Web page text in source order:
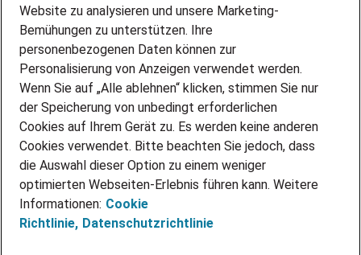
INITIATIV BEWERBEN
ÜBER UNS
STANDORTE
BLOG
PRESSE
KONTAKT
@Adecco 2026
IMPRESSUM
DATENSCHUTZ
Website zu analysieren und unsere Marketing-
Bemühungen zu unterstützen. Ihre
personenbezogenen Daten können zur
Personalisierung von Anzeigen verwendet werden.
Wenn Sie auf „Alle ablehnen“ klicken, stimmen Sie nur
der Speicherung von unbedingt erforderlichen
Cookies auf Ihrem Gerät zu. Es werden keine anderen
Cookies verwendet. Bitte beachten Sie jedoch, dass
die Auswahl dieser Option zu einem weniger
optimierten Webseiten-Erlebnis führen kann. Weitere
Informationen: Cookie
Richtlinie, Datenschutzrichtlinie